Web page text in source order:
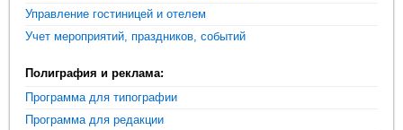
Управление гостиницей и отелем
Учет мероприятий, праздников, событий
Полиграфия и реклама:
Программа для типографии
Программа для редакции